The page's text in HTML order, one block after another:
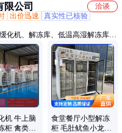
限公司
洽谈
出价迅速
真实性已核验
化机、解冻库、低温高湿解冻库、
冻机、牛羊肉缓化设备、化冻设备
机 牛上脑
柜 禽类低
食堂餐厅小型解冻
柜 毛肚鱿鱼小龙虾